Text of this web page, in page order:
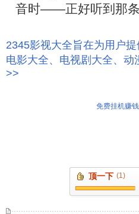
音时——正好听到那
2345影视大全旨在为用户
电影大全、电视剧大全、
>>
免费挂机赚
顶一下 (1)